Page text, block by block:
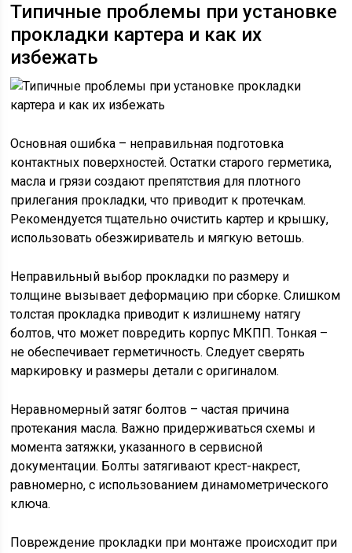
Типичные проблемы при установке
прокладки картера и как их
избежать
Основная ошибка – неправильная подготовка
контактных поверхностей. Остатки старого герметика,
масла и грязи создают препятствия для плотного
прилегания прокладки, что приводит к протечкам.
Рекомендуется тщательно очистить картер и крышку,
использовать обезжириватель и мягкую ветошь.
Неправильный выбор прокладки по размеру и
толщине вызывает деформацию при сборке. Слишком
толстая прокладка приводит к излишнему натягу
болтов, что может повредить корпус МКПП. Тонкая –
не обеспечивает герметичность. Следует сверять
маркировку и размеры детали с оригиналом.
Неравномерный затяг болтов – частая причина
протекания масла. Важно придерживаться схемы и
момента затяжки, указанного в сервисной
документации. Болты затягивают крест-накрест,
равномерно, с использованием динамометрического
ключа.
Повреждение прокладки при монтаже происходит при